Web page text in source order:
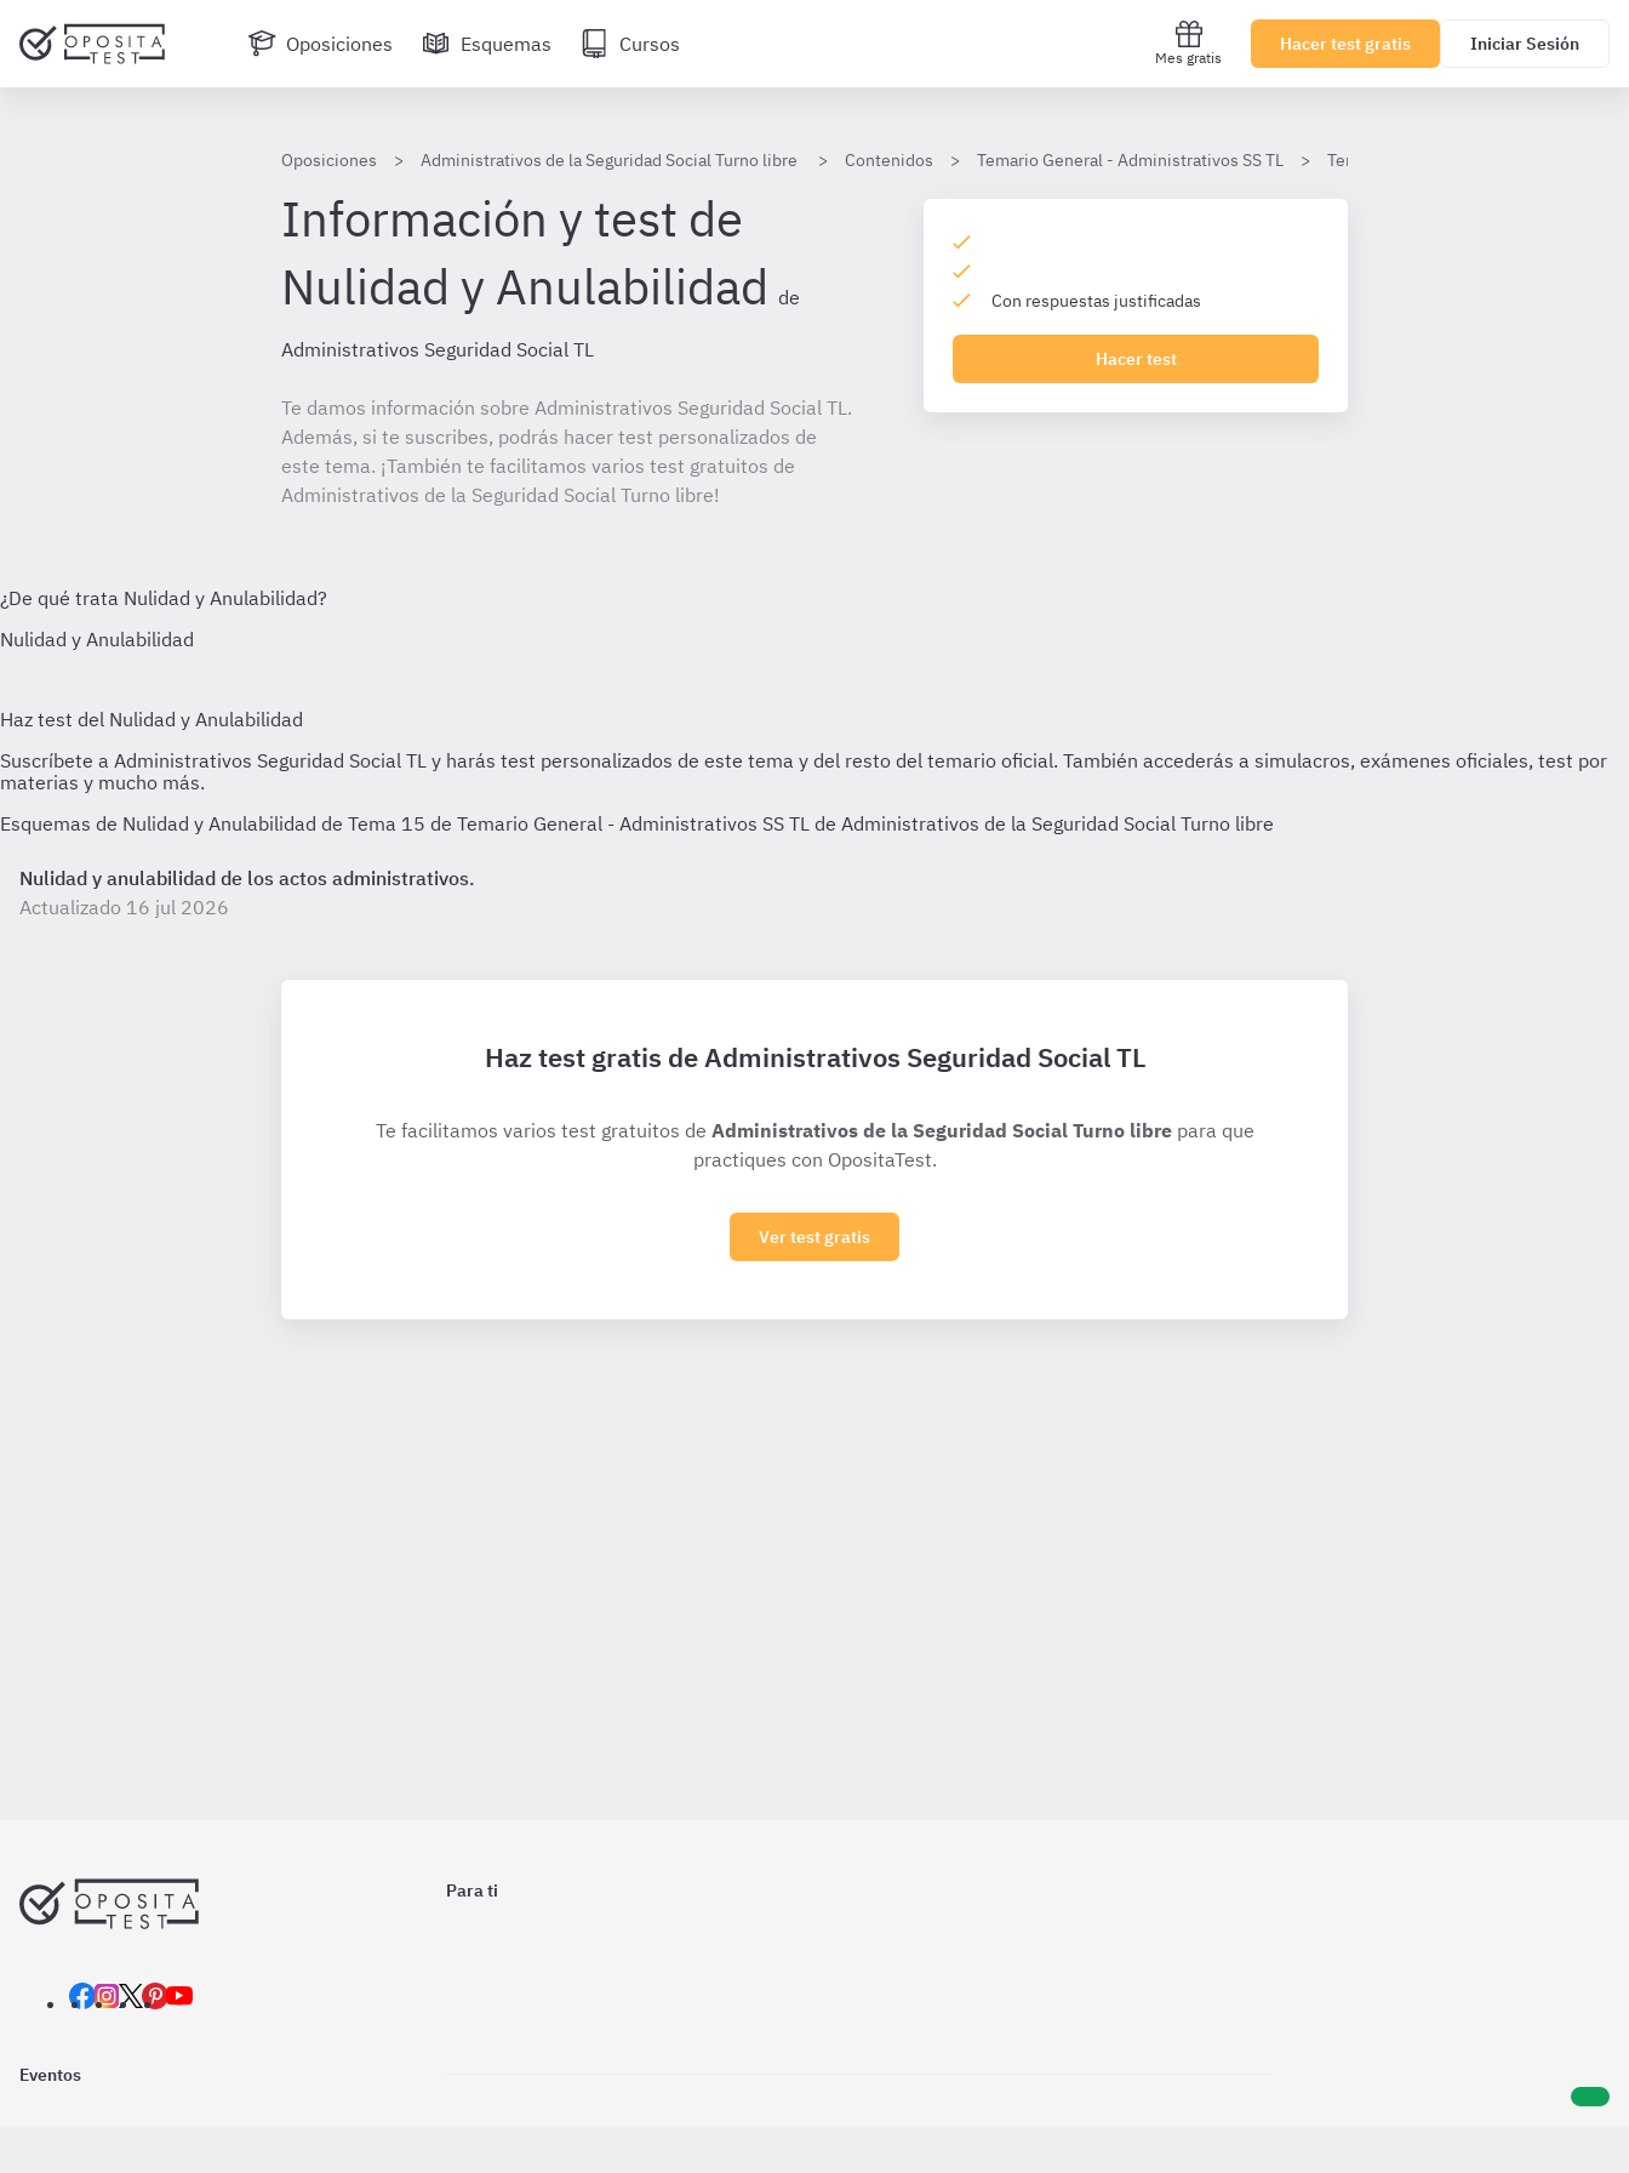
Oposiciones Esquemas Cursos
Mes gratis
Hacer test gratis Iniciar Sesión
Oposiciones Administrativos de la Seguridad Social Turno libre Contenidos Temario General - Administrativos SS TL Tema 15
Información y test de
Nulidad y Anulabilidad de
Administrativos Seguridad Social TL
Te damos información sobre Administrativos Seguridad Social TL.
Además, si te suscribes, podrás hacer test personalizados de
este tema. ¡También te facilitamos varios test gratuitos de
Administrativos de la Seguridad Social Turno libre!
Con respuestas justificadas
Hacer test
Esquemas de Nulidad y Anulabilidad de Tema 15 de Temario General - Administrativos SS TL de Administrativos de la Seguridad Social Turno libre
Nulidad y anulabilidad de los actos administrativos.
Actualizado 16 jul 2026
Haz test gratis de Administrativos Seguridad Social TL
Te facilitamos varios test gratuitos de Administrativos de la Seguridad Social Turno librepara que
practiques con OpositaTest.
Ver test gratis
Para ti
Eventos